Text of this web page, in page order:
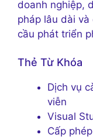
doanh nghiệp,
pháp lâu dài
cầu phát triển
Thẻ Từ Khóa
Dịch vụ
viễn
Visual
Cấp